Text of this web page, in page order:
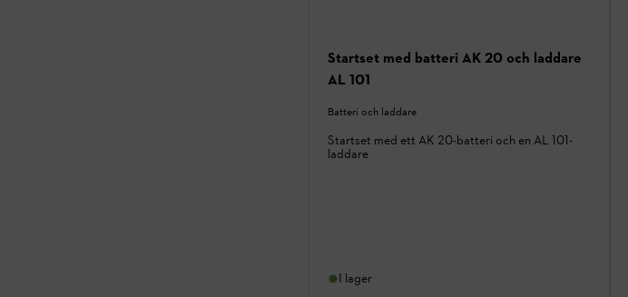
Startset med batteri AK 20 och laddare
AL 101
Batteri och laddare
Startset med ett AK 20-batteri och en AL 101-
laddare
I lager